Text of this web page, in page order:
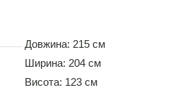
Довжина: 215 см
Ширина: 204 см
Висота: 123 см